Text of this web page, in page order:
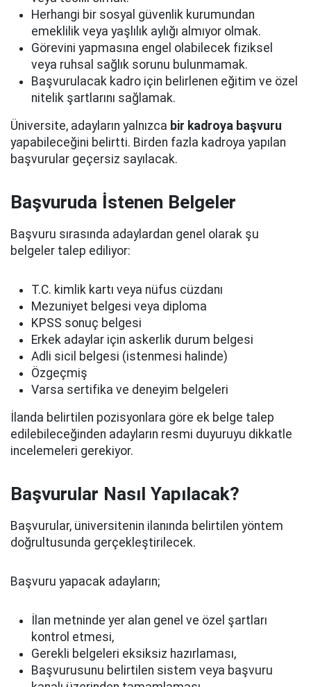
Herhangi bir sosyal güvenlik kurumundan
emeklilik veya yaşlılık aylığı almıyor olmak.
Görevini yapmasına engel olabilecek fiziksel
veya ruhsal sağlık sorunu bulunmamak.
Başvurulacak kadro için belirlenen eğitim ve özel
nitelik şartlarını sağlamak.
Üniversite, adayların yalnızca bir kadroya başvuru
yapabileceğini belirtti. Birden fazla kadroya yapılan
başvurular geçersiz sayılacak.
Başvuruda İstenen Belgeler
Başvuru sırasında adaylardan genel olarak şu
belgeler talep ediliyor:
T.C. kimlik kartı veya nüfus cüzdanı
Mezuniyet belgesi veya diploma
KPSS sonuç belgesi
Erkek adaylar için askerlik durum belgesi
Adli sicil belgesi (istenmesi halinde)
Özgeçmiş
Varsa sertifika ve deneyim belgeleri
İlanda belirtilen pozisyonlara göre ek belge talep
edilebileceğinden adayların resmi duyuruyu dikkatle
incelemeleri gerekiyor.
Başvurular Nasıl Yapılacak?
Başvurular, üniversitenin ilanında belirtilen yöntem
doğrultusunda gerçekleştirilecek.
Başvuru yapacak adayların;
İlan metninde yer alan genel ve özel şartları
kontrol etmesi,
Gerekli belgeleri eksiksiz hazırlaması,
Başvurusunu belirtilen sistem veya başvuru